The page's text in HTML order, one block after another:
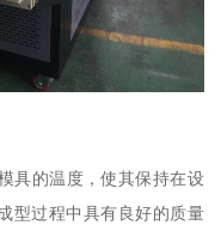
具的温度，使其保持在设
型过程中具有良好的质量